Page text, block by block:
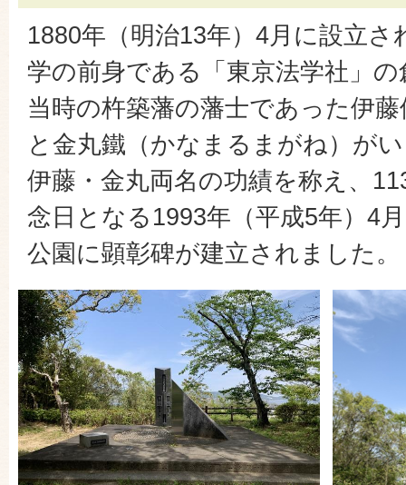
1880年（明治13年）4月に設立さ
学の前身である「東京法学社」
当時の杵築藩の藩士であった伊
と金丸鐵（かなまるまがね）が
伊藤・金丸両名の功績を称え、
念日となる1993年（平成5年）4
公園に顕彰碑が建立されました。